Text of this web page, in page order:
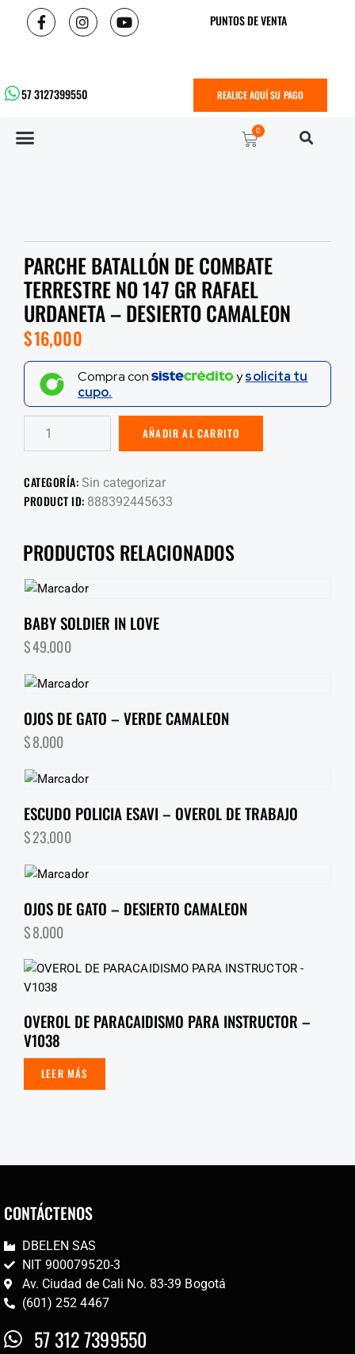
PUNTOS DE VENTA
57 3127399550 REALICE AQUÍ SU PAGO
0
PARCHE BATALLÓN DE COMBATE
TERRESTRE NO 147 GR RAFAEL
URDANETA – DESIERTO CAMALEON
$16,000
Compra con ysolicita tu
cupo.
AÑADIR AL CARRITO
CATEGORÍA: Sin categorizar
PRODUCT ID: 888392445633
PRODUCTOS RELACIONADOS
BABY SOLDIER IN LOVE
$49,000
OJOS DE GATO – VERDE CAMALEON
$8,000
ESCUDO POLICIA ESAVI – OVEROL DE TRABAJO
$23,000
OJOS DE GATO – DESIERTO CAMALEON
$8,000
OVEROL DE PARACAIDISMO PARA INSTRUCTOR –
V1038
LEER MÁS
CONTÁCTENOS
DBELEN SAS
NIT 900079520-3
Av. Ciudad de Cali No. 83-39 Bogotá
(601) 252 4467
57 312 7399550